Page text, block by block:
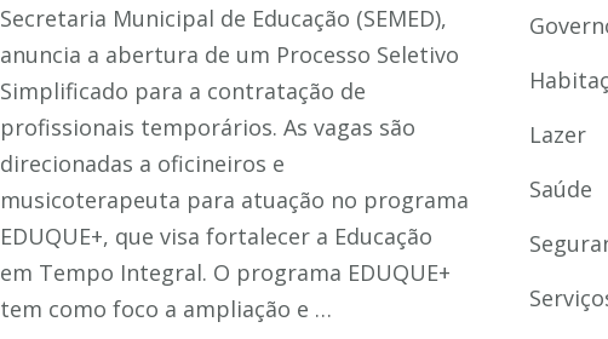
Secretaria Municipal de Educação (SEMED),
anuncia a abertura de um Processo Seletivo
Simplificado para a contratação de
profissionais temporários. As vagas são
direcionadas a oficineiros e
musicoterapeuta para atuação no programa
EDUQUE+, que visa fortalecer a Educação
em Tempo Integral. O programa EDUQUE+
tem como foco a ampliação e …
Lazer
Saúde